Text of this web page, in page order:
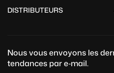
DISTRIBUTEURS
Nous vous envoyons les
tendances par e‑mail.